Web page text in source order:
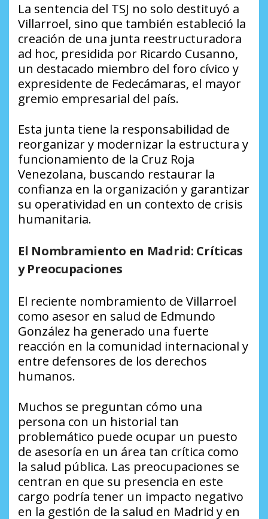
La sentencia del TSJ no solo destituyó a
Villarroel, sino que también estableció la
creación de una junta reestructuradora
ad hoc, presidida por Ricardo Cusanno,
un destacado miembro del foro cívico y
expresidente de Fedecámaras, el mayor
gremio empresarial del país.
Esta junta tiene la responsabilidad de
reorganizar y modernizar la estructura y
funcionamiento de la Cruz Roja
Venezolana, buscando restaurar la
confianza en la organización y garantizar
su operatividad en un contexto de crisis
humanitaria.
El Nombramiento en Madrid: Críticas
y Preocupaciones
El reciente nombramiento de Villarroel
como asesor en salud de Edmundo
González ha generado una fuerte
reacción en la comunidad internacional y
entre defensores de los derechos
humanos.
Muchos se preguntan cómo una
persona con un historial tan
problemático puede ocupar un puesto
de asesoría en un área tan crítica como
la salud pública. Las preocupaciones se
centran en que su presencia en este
cargo podría tener un impacto negativo
en la gestión de la salud en Madrid y en